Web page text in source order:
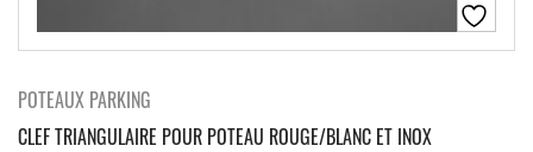
POTEAUX PARKING
CLEF TRIANGULAIRE POUR POTEAU ROUGE/BLANC ET INOX